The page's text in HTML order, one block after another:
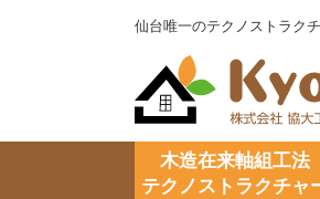
仙台唯一のテクノストラク
木造在来軸組工法
テクノストラクチャ